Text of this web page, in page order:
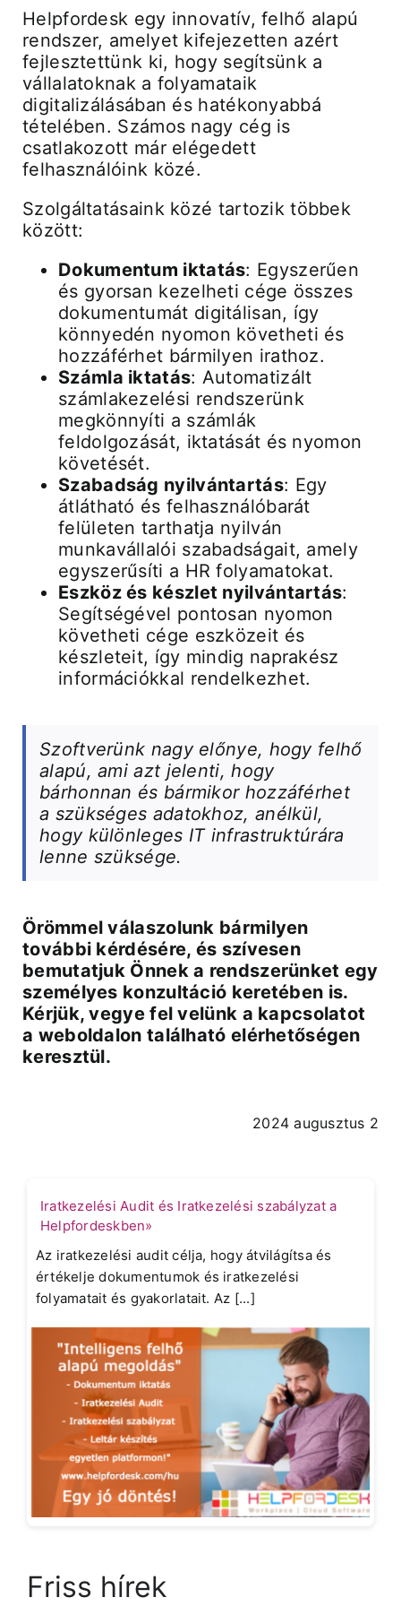
Árak és vásárlás
Regisztráció
Támogatás
Helpfordesk egy innovatív, felhő alapú
rendszer, amelyet kifejezetten azért
fejlesztettünk ki, hogy segítsünk a
vállalatoknak a folyamataik
digitalizálásában és hatékonyabbá
tételében. Számos nagy cég is
csatlakozott már elégedett
felhasználóink közé.
Szolgáltatásaink közé tartozik többek
között:
Dokumentum iktatás: Egyszerűen
és gyorsan kezelheti cége összes
dokumentumát digitálisan, így
könnyedén nyomon követheti és
hozzáférhet bármilyen irathoz.
Számla iktatás: Automatizált
számlakezelési rendszerünk
megkönnyíti a számlák
feldolgozását, iktatását és nyomon
követését.
Szabadság nyilvántartás: Egy
átlátható és felhasználóbarát
felületen tarthatja nyilván
munkavállalói szabadságait, amely
egyszerűsíti a HR folyamatokat.
Eszköz és készlet nyilvántartás:
Segítségével pontosan nyomon
követheti cége eszközeit és
készleteit, így mindig naprakész
információkkal rendelkezhet.
Szoftverünk nagy előnye, hogy felhő
alapú, ami azt jelenti, hogy
bárhonnan és bármikor hozzáférhet
a szükséges adatokhoz, anélkül,
hogy különleges IT infrastruktúrára
lenne szüksége.
Örömmel válaszolunk bármilyen
további kérdésére, és szívesen
bemutatjuk Önnek a rendszerünket egy
személyes konzultáció keretében is.
Kérjük, vegye fel velünk a kapcsolatot
a weboldalon található elérhetőségen
keresztül.
2024 augusztus 2
Iratkezelési Audit és Iratkezelési szabályzat a
Helpfordeskben»
Az iratkezelési audit célja, hogy átvilágítsa és
értékelje dokumentumok és iratkezelési
folyamatait és gyakorlatait. Az [...]
Friss hírek